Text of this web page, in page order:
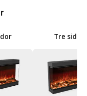
eftersom den kan
det passar in i din
en stilren och
in i väggen och
Tre sidor